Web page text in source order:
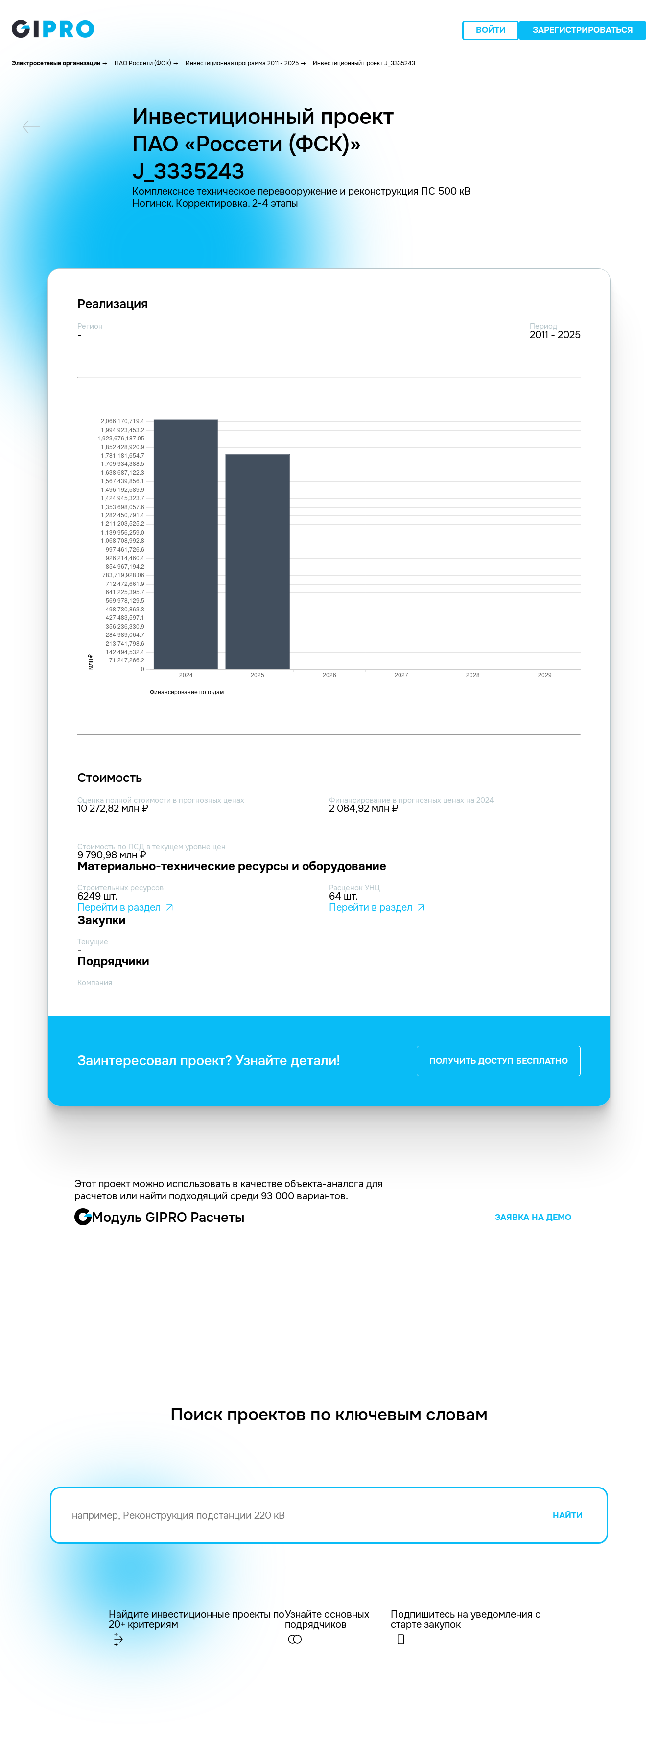
ВОЙТИ ЗАРЕГИСТРИРОВАТЬСЯ
Электросетевые организации ПАО Россети (ФСК) Инвестиционная программа 2011 - 2025 Инвестиционный проект J_3335243
Инвестиционный проект
ПАО «Россети (ФСК)»
J_3335243
Комплексное техническое перевооружение и реконструкция ПС 500 кВ
Ногинск. Корректировка. 2-4 этапы
Реализация
Регион
-
Период
2011 - 2025
Стоимость
Оценка полной стоимости в прогнозных ценах
10 272,82 млн ₽
Финансирование в прогнозных ценах на 2024
2 084,92 млн ₽
Стоимость по ПСД в текущем уровне цен
9 790,98 млн ₽
Материально-технические ресурсы и оборудование
Строительных ресурсов
6249 шт.
Перейти в раздел
Расценок УНЦ
64 шт.
Перейти в раздел
Закупки
Текущие
-
Подрядчики
Компания
Заинтересовал проект? Узнайте детали! ПОЛУЧИТЬ ДОСТУП БЕСПЛАТНО
Этот проект можно использовать в качестве объекта-аналога для
расчетов или найти подходящий среди 93 000 вариантов.
Модуль GIPRO Расчеты ЗАЯВКА НА ДЕМО
Поиск проектов по ключевым словам
НАЙТИ
Найдите инвестиционные проекты по
20+ критериям
Узнайте основных
подрядчиков
Подпишитесь на уведомления о
старте закупок